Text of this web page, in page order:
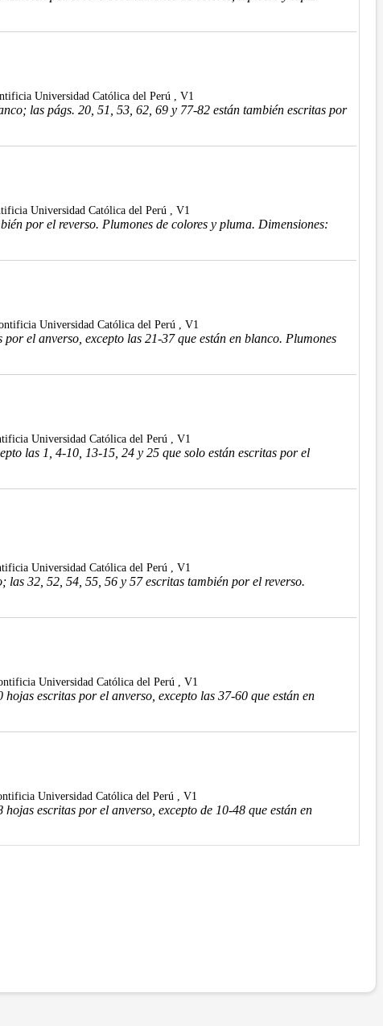
Universidad Católica del Perú , V1
las págs. 20, 51, 53, 62, 69 y 77-82 están también escritas por
Universidad Católica del Perú , V1
por el reverso. Plumones de colores y pluma. Dimensiones:
Universidad Católica del Perú , V1
el anverso, excepto las 21-37 que están en blanco. Plumones
Universidad Católica del Perú , V1
las 1, 4-10, 13-15, 24 y 25 que solo están escritas por el
Universidad Católica del Perú , V1
32, 52, 54, 55, 56 y 57 escritas también por el reverso.
Universidad Católica del Perú , V1
escritas por el anverso, excepto las 37-60 que están en
Universidad Católica del Perú , V1
escritas por el anverso, excepto de 10-48 que están en